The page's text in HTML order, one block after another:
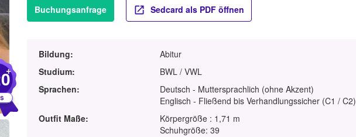
+
Buchungsanfrage Sedcard als PDF öffnen
Bildung:
Abitur
Studium:
BWL / VWL
Sprachen:
Deutsch - Muttersprachlich (ohne Akzent)
Englisch - Fließend bis Verhandlungssicher (C1 / C2)
Outfit Maße:
Körpergröße : 1,71 m
Schuhgröße: 39